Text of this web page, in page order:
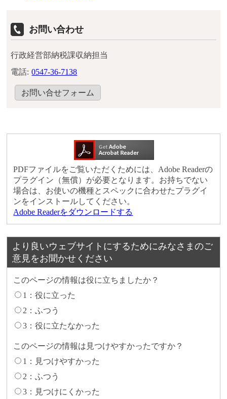
お問い合わせ
行政経営部納税課収納担当
電話: 0547-36-7138
お問い合せフォーム
PDFファイルをご覧いただくためには、Adobe Readerの
プラグイン（無償）が必要となります。お持ちでない
場合は、お使いの機種とスペックに合わせたプラグイ
ンをインストールしてください。
Adobe Readerをダウンロードする
より良いウェブサイトにするためにみなさまのご
意見をお聞かせください
このページの情報は役に立ちましたか？
1：役に立った
2：ふつう
3：役に立たなかった
このページの情報は見つけやすかったですか？
1：見つけやすかった
2：ふつう
3：見つけにくかった